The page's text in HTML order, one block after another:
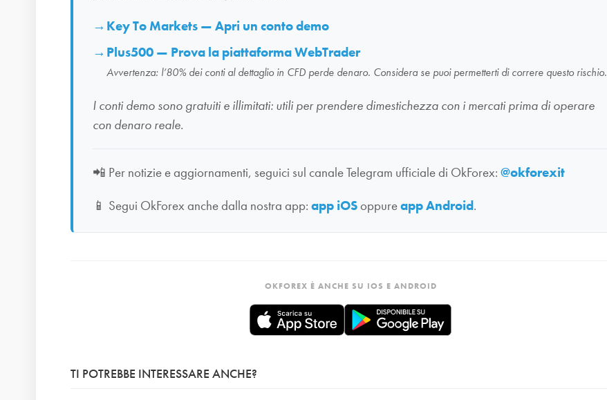
Key To Markets — Apri un conto demo
Plus500 — Prova la piattaforma WebTrader
Avvertenza: l’80% dei conti al dettaglio in CFD perde denaro. Considera se puoi permetterti di correre questo rischio.
I conti demo sono gratuiti e illimitati: utili per prendere dimestichezza con i mercati prima di operare
con denaro reale.
📲 Per notizie e aggiornamenti, seguici sul canale Telegram ufficiale di OkForex: @okforexit
📱 Segui OkForex anche dalla nostra app: app iOSoppureapp Android.
OKFOREX È ANCHE SU IOS E ANDROID
TI POTREBBE INTERESSARE ANCHE?